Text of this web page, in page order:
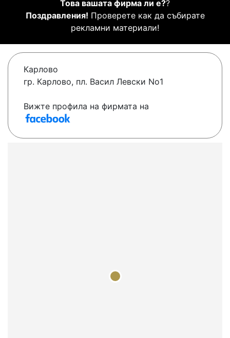
Това вашата фирма ли е??
Поздравления! Проверете как да събирате
рекламни материали!
Карлово
гр. Карлово, пл. Васил Левски No1
Вижте профила на фирмата на